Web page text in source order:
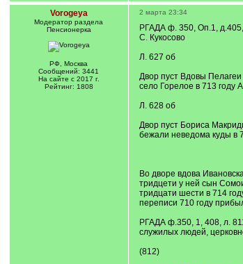
Vorogeya
Модератор раздела
Пенсионерка
РФ, Москва
Сообщений: 3441
На сайте с 2017 г.
Рейтинг: 1808
2 марта 23:34
РГАДА ф. 350, Оп.1,
С. Кукосово
Л. 627 об
Двор пуст Вдовы
село Горелое в 713
Л. 628 об
Двор пуст Бориса
бежали неведома куды в
Во дворе вдова
тридцети у ней сын
тридцати шести в 714
переписи 710 году
РГАДА ф.350, 1, 408, л.
служилых людей,
(812)